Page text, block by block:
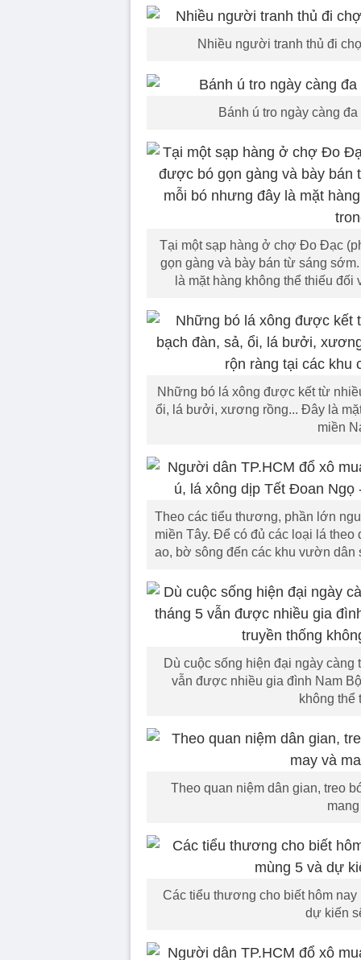
Nhiều người tranh thủ đi
Bánh ú tro ngày càng
Tại một sạp hàng ở chợ Đo Đạc
gọn gàng và bày bán từ sáng
là mặt hàng không thể thiếu
Những bó lá xông được kết từ
ổi, lá bưởi, xương rồng... Đây là
miền
Theo các tiểu thương, phần lớn
miền Tây. Để có đủ các loại lá
ao, bờ sông đến các khu vườn dân
Dù cuộc sống hiện đại ngày càng
vẫn được nhiều gia đình Nam
không thể
Theo quan niệm dân gian, treo
Các tiểu thương cho biết hôm
dự kiến